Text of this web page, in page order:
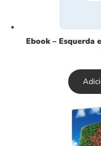
Ebook – Esquerda